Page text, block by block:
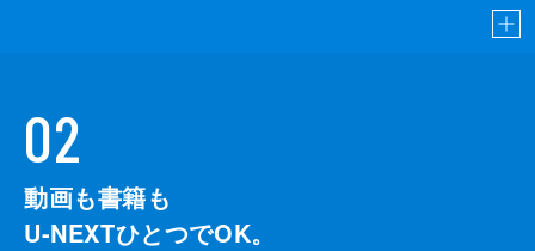
02
動画も書籍も
U-NEXTひとつでOK。